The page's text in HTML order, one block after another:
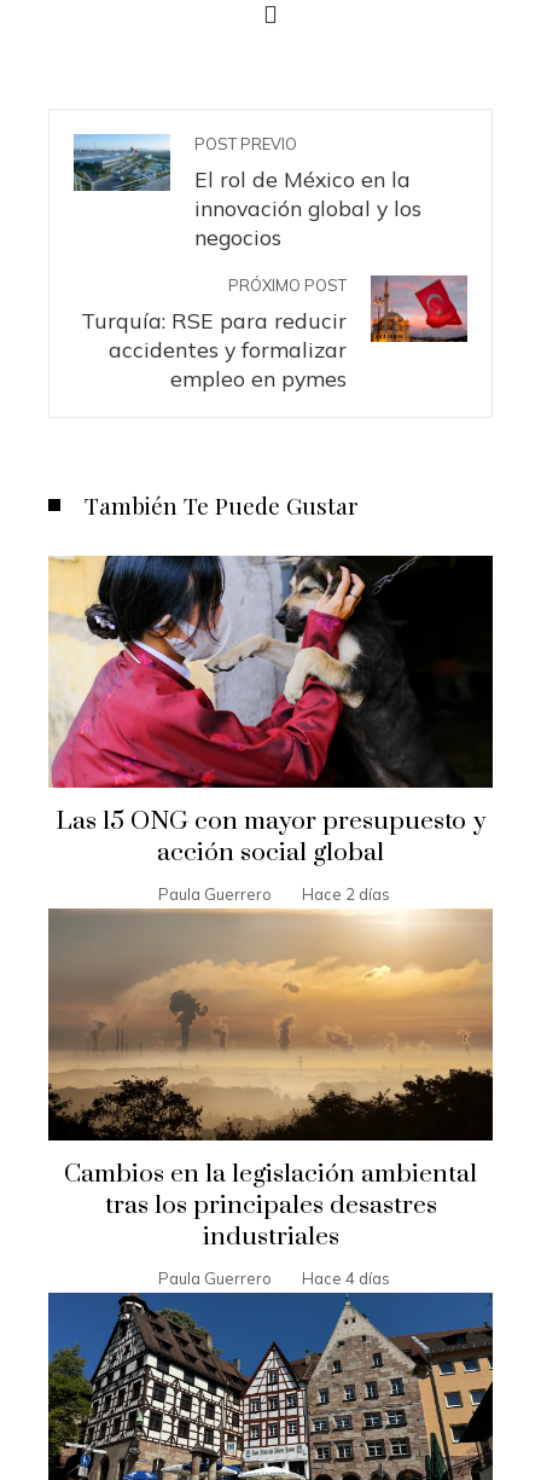
POST PREVIO
El rol de México en la
innovación global y los
negocios
PRÓXIMO POST
Turquía: RSE para reducir
accidentes y formalizar
empleo en pymes
También Te Puede Gustar
Las 15 ONG con mayor presupuesto y
acción social global
Paula Guerrero Hace 2 días
Cambios en la legislación ambiental
tras los principales desastres
industriales
Paula Guerrero Hace 4 días